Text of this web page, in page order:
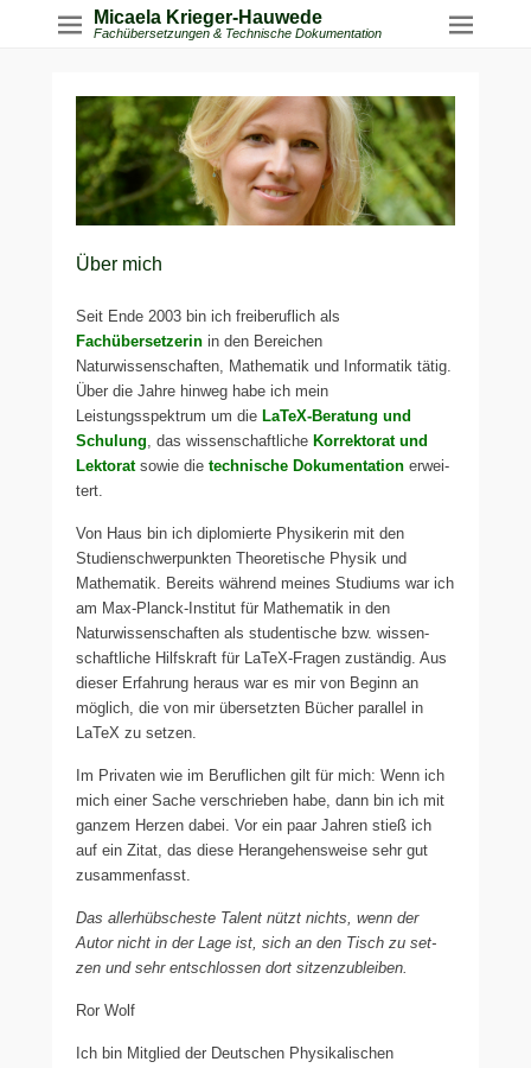
Micaela Krieger-Hauwede
Fachübersetzungen & Technische Dokumentation
Über mich
Seit Ende 2003 bin ich frei­be­ruf­lich als
Fachübersetzerin in den Bereichen
Naturwissenschaften, Mathematik und Informatik tätig.
Über die Jahre hin­weg habe ich mein
Leistungsspektrum um die LaTeX-Beratung und
Schulung, das wis­sen­schaft­li­che Korrektorat und
Lektoratsowie die tech­ni­sche Dokumentation erwei­
tert.
Von Haus bin ich diplo­mier­te Physikerin mit den
Studienschwerpunkten Theoretische Physik und
Mathematik. Bereits wäh­rend mei­nes Studiums war ich
am Max-Planck-Institut für Mathematik in den
Naturwissenschaften als stu­den­ti­sche bzw. wis­sen­
schaft­li­che Hilfskraft für LaTeX-Fragen zustän­dig. Aus
die­ser Erfahrung her­aus war es mir von Beginn an
mög­lich, die von mir über­setz­ten Bücher par­al­lel in
LaTeX zu set­zen.
Im Privaten wie im Beruflichen gilt für mich: Wenn ich
mich einer Sache ver­schrie­ben habe, dann bin ich mit
gan­zem Herzen dabei. Vor ein paar Jahren stieß ich
auf ein Zitat, das diese Herangehensweise sehr gut
zusam­men­fasst.
Das aller­hüb­sches­te Talent nützt nichts, wenn der
Autor nicht in der Lage ist, sich an den Tisch zu set­
zen und sehr ent­schlos­sen dort sit­zen­zu­blei­ben.
Ror Wolf
Ich bin Mitglied der Deutschen Physikalischen